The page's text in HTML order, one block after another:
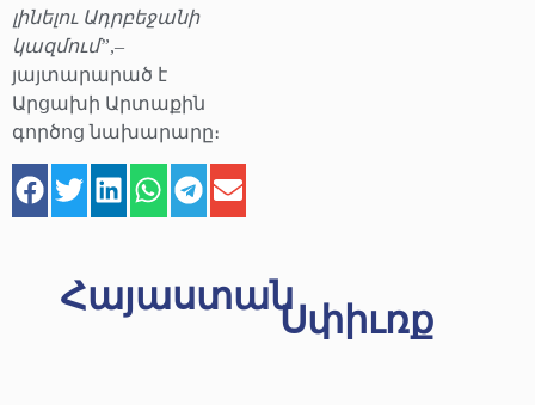
լինելու Ադրբեջանի
կազմում”,–
յայտարարած է
Արցախի Արտաքին
գործոց նախարարը։
Հայաստան
Սփիւռք